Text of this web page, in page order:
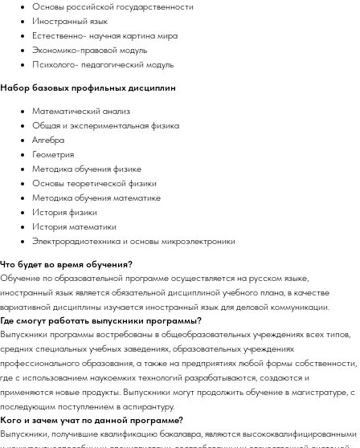
Основы российской государственности
Иностранный язык
Естественно- научная картина мира
Экономико-правовой модуль
Психолого- педагогический модуль
Набор базовых профильных дисциплин
Математический анализ
Общая и экспериментальная физика
Алгебра
Геометрия
Методика обучения физике
Основы теоретической физики
Методика обучения математике
История физики
История математики
Электрорадиотехника и основы микроэлектроники
Что будет во время обучения?
Обучение по образовательной программе осуществляется на русском языке,
иностранный язык является обязательной дисциплиной учебного плана, в качестве
вариативной дисциплины изучается иностранный язык для деловой коммуникации.
Где смогут работать выпускники программы?
Выпускники программы востребованы в общеобразовательных учреждениях всех типов,
средних специальных учебных заведениях, образовательных учреждениях
профессионального образования, а также на предприятиях любой формы собственности,
где с использованием наукоемких технологий разрабатываются, создаются и
применяются новые продукты. Выпускники могут продолжить обучение в магистратуре, с
последующим поступлением в аспирантуру.
Кого и зачем учат по данной программе?
Выпускники, получившие квалификацию бакалавра, являются высококвалифицированными